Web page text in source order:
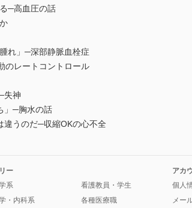
─高血圧の話
れ」─深部静脈血栓症
レートコントロール
失神
─胸水の話
うのだ─収縮OKの心不全
ー
系
・内科系
看護教員・学生
各種医療職
アカ
個人
メー